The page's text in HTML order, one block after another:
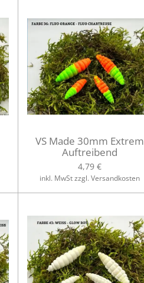
VS Made 30mm Extrem
Auftreibend
4,79 €
inkl. MwSt zzgl. Versandkosten